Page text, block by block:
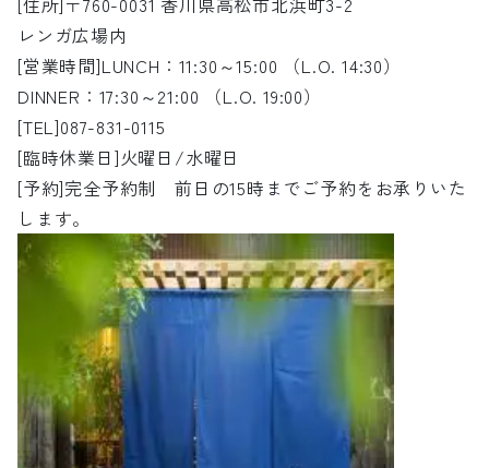
レンガ広場内
[営業時間]LUNCH：11:30～15:00 （L.O. 14:30）
DINNER：17:30～21:00 （L.O. 19:00）
[TEL]087-831-0115
[臨時休業日]火曜日/水曜日
[予約]完全予約制 前日の15時までご予約をお承りいた
します。